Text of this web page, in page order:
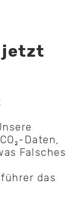
jetzt
Daten,
Falsches
das